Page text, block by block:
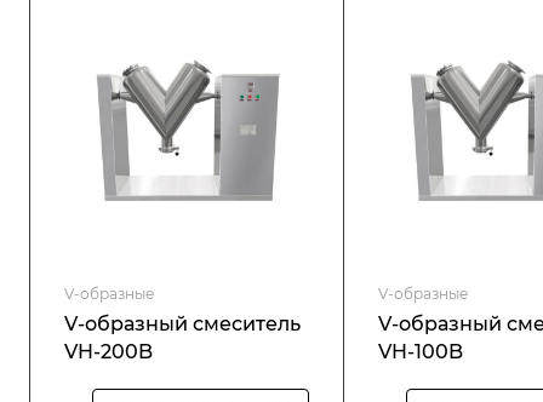
V-образные
V-образный смеситель
VH-200B
V-образные
V-образный
VH-100B